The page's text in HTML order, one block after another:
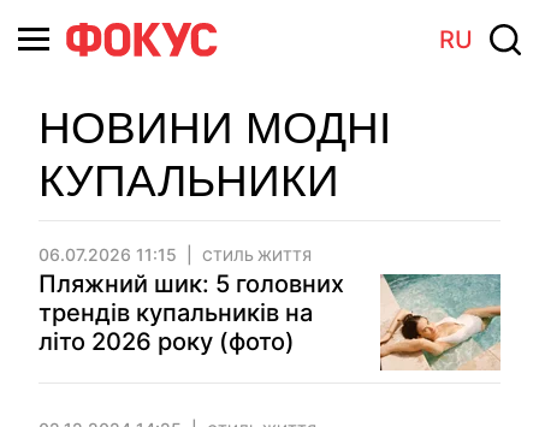
RU
НОВИНИ МОДНІ
КУПАЛЬНИКИ
06.07.2026 11:15 СТИЛЬ ЖИТТЯ
Пляжний шик: 5 головних
трендів купальників на
літо 2026 року (фото)